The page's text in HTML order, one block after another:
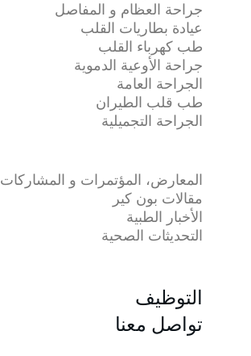
التوظيف
تواصل معنا
جراحة العظام و المفاصل
عيادة بطاريات القلب
طب كهرباء القلب
جراحة الأوعية الدموية
الجراحة العامة
طب قلب الطيران
الجراحة التجميلية
المعارض، المؤتمرات و المشاركات
مقالات بون كير
الأخبار الطبية
التحديثات الصحية